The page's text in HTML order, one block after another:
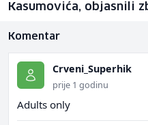
Kasumovića, objasnili
Komentar
Crveni_Superhik
prije 1 godinu
Adults only